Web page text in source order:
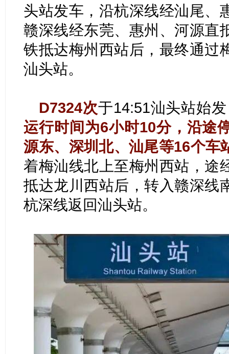
头站发车，沿杭深线经汕尾、
赣深线经东莞、惠州、河源直
铁抵达梅州西站后，最终通过
汕头站。
D7324次于14:51汕头站始
运行时间为6小时10分，沿途
源东、深圳北、汕尾等16个车
着梅汕线北上至梅州西站，途
抵达龙川西站后，转入赣深线
杭深线返回汕头站。